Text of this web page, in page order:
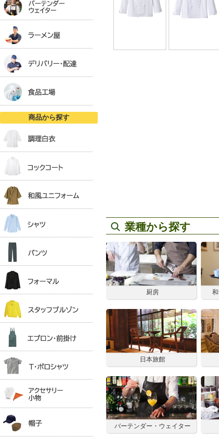
商品から探す
業種から探す
厨房
日本旅館
バーテンダー・ウェイター